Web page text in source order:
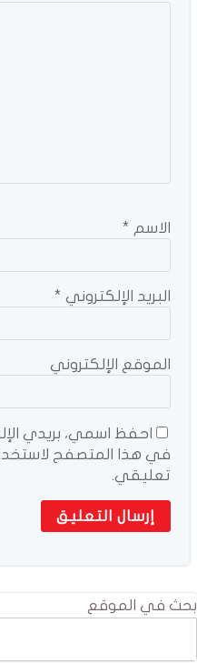
الاسم *
البريد الإلكتروني *
الموقع الإلكتروني
احفظ اسمي، بريدي
في هذا المتصفح
تعليقي.
بحث في الموقع